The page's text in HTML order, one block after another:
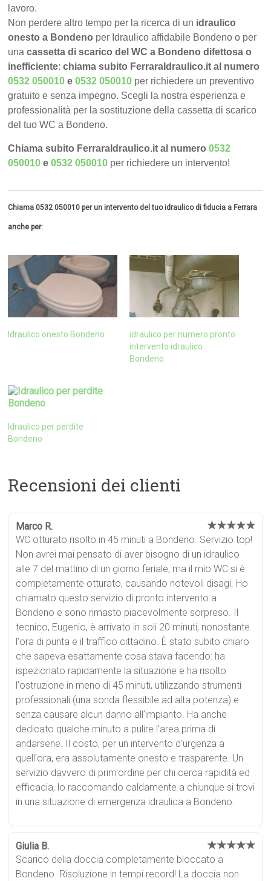
lavoro.
Non perdere altro tempo per la ricerca di un idraulico
onesto a Bondeno per Idraulico affidabile Bondeno o per
unacassetta di scarico del WC a Bondeno difettosa o
inefficiente:chiama subito FerraraIdraulico.it al numero
0532 050010 e0532 050010 per richiedere un preventivo
gratuito e senza impegno. Scegli la nostra esperienza e
professionalità per la sostituzione della cassetta di scarico
del tuo WC a Bondeno.
Chiama subito FerraraIdraulico.it al numero0532
050010 e0532 050010 per richiedere un intervento!
Chiama 0532 050010 per un intervento del tuo idraulico di fiducia a Ferrara
anche per:
Idraulico onesto Bondeno
idraulico per numero pronto
intervento idraulico
Bondeno
Idraulico per perdite
Bondeno
Recensioni dei clienti
Marco R. ★★★★★
WC otturato risolto in 45 minuti a Bondeno. Servizio top!
Non avrei mai pensato di aver bisogno di un idraulico
alle 7 del mattino di un giorno feriale, ma il mio WC si è
completamente otturato, causando notevoli disagi. Ho
chiamato questo servizio di pronto intervento a
Bondeno e sono rimasto piacevolmente sorpreso. Il
tecnico, Eugenio, è arrivato in soli 20 minuti, nonostante
l'ora di punta e il traffico cittadino. È stato subito chiaro
che sapeva esattamente cosa stava facendo: ha
ispezionato rapidamente la situazione e ha risolto
l'ostruzione in meno di 45 minuti, utilizzando strumenti
professionali (una sonda flessibile ad alta potenza) e
senza causare alcun danno all'impianto. Ha anche
dedicato qualche minuto a pulire l'area prima di
andarsene. Il costo, per un intervento d'urgenza a
quell'ora, era assolutamente onesto e trasparente. Un
servizio davvero di prim'ordine per chi cerca rapidità ed
efficacia, lo raccomando caldamente a chiunque si trovi
in una situazione di emergenza idraulica a Bondeno.
Giulia B. ★★★★★
Scarico della doccia completamente bloccato a
Bondeno. Risoluzione in tempi record! La doccia non